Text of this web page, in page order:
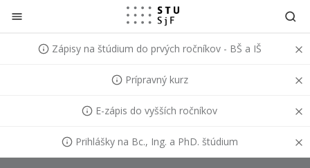
Prejsť na obsah
Zápisy na štúdium do prvých ročníkov - BŠ a IŠ
Prípravný kurz
E-zápis do vyšších ročníkov
Prihlášky na Bc., Ing. a PhD. štúdium